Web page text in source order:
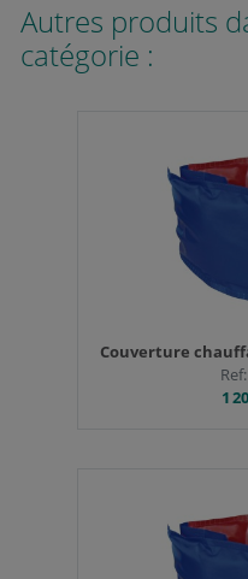
Autres produits
catégorie :
Couverture
1